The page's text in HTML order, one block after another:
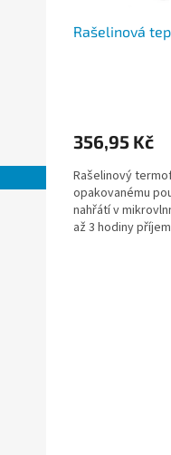
Rašelinová
356,95 Kč
Rašelinový
opakovanému
nahřátí v
až 3 hodiny